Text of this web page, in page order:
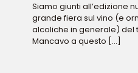
Siamo giunti all’edizione
grande fiera sul vino (e
alcoliche in generale) del
Mancavo a questo […]